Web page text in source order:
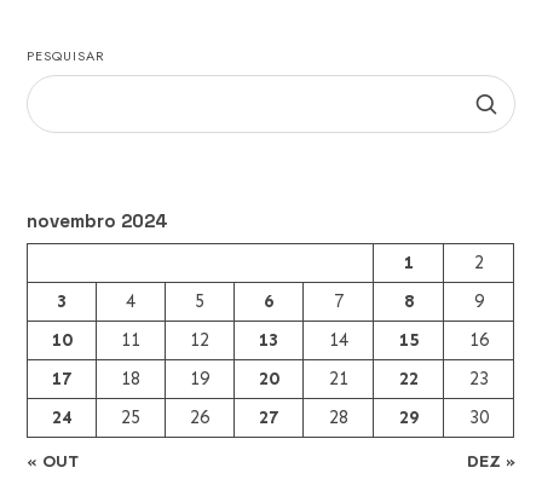
PESQUISAR
novembro 2024
1
2
3
4 5 6 7 8
9
10
11 12 13 14 15
16
17
18 19 20 21 22
23
24
25 26 27 28 29 30
« OUT DEZ »